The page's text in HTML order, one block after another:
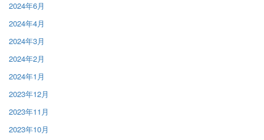
2024年6月
2024年4月
2024年3月
2024年2月
2024年1月
2023年12月
2023年11月
2023年10月